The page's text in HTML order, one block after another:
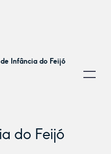
de Infância do Feijó
do Feijó